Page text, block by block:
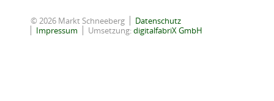
© 2026 Markt Schneeberg
Datenschutz
Impressum
Umsetzung:digitalfabriX GmbH